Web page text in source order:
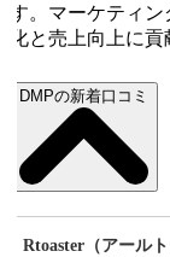
。マーケティン
と売上向上に貢献
DMPの新着口コミ
Rtoaster（アールト